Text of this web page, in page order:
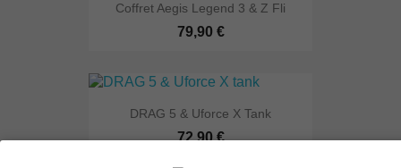
Coffret Aegis Legend 3 & Z Fli
79,90 €
DRAG 5 & Uforce X Tank
72,90 €